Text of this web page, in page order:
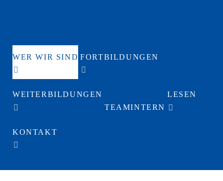
WER WIR SIND FORTBILDUNGEN
WEITERBILDUNGEN
TEAMINTERN
LESEN
KONTAKT